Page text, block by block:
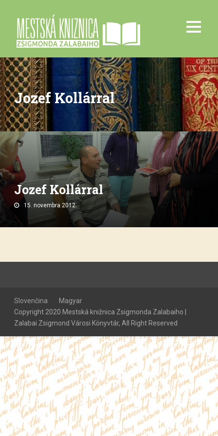
Jozef Kollárral
Jozef Kollárral
15. novembra 2012.
Slovenčina
Magyar
Copyright 2020 Mestská knižnica Zsigmonda Zalabaiho |
Zalabai Zsigmond Városi Könyvtár, All Right Reserved